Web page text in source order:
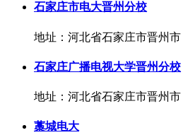
石家庄市电大晋州分校
地址：河北省石家庄市晋州市
石家庄广播电视大学晋州分校
地址：河北省石家庄市晋州市
藁城电大